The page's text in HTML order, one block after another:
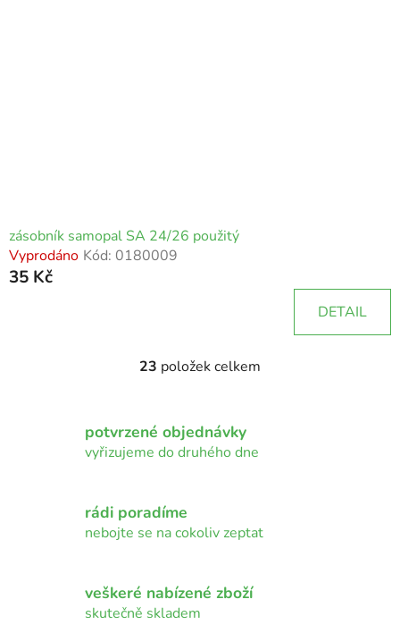
zásobník samopal SA 24/26 použitý
Vyprodáno Kód: 0180009
35 Kč
DETAIL
O
á
d
p
k
y
23 položek celkem
potvrzené objednávky
vyřizujeme do druhého dne
rádi poradíme
nebojte se na cokoliv zeptat
veškeré nabízené zboží
skutečně skladem